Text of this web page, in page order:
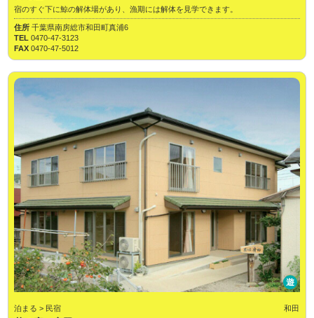
宿のすぐ下に鯨の解体場があり、漁期には解体を見学できます。
住所千葉県南房総市和田町真浦6
TEL0470-47-3123
FAX0470-47-5012
遊
泊まる > 民宿 和田